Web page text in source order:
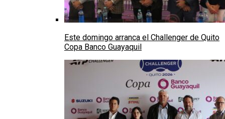
Este domingo arranca el Challenger de Quito
Copa Banco Guayaquil